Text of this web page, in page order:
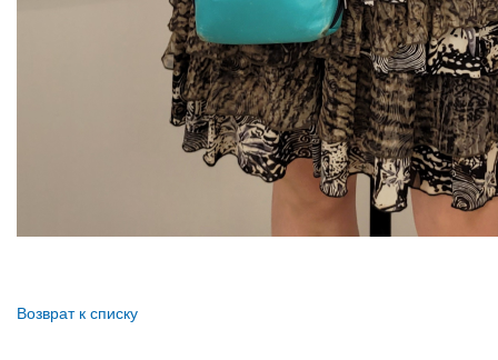
Возврат к списку